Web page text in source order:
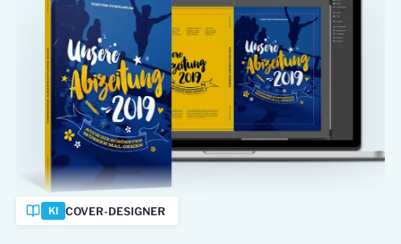
KI COVER-DESIGNER